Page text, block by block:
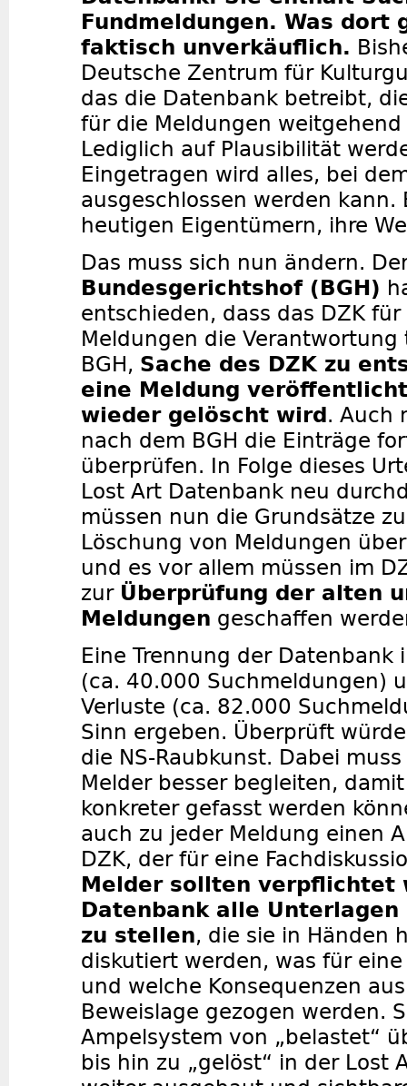
Fundmeldungen. Was
faktisch unverkäuflich.
Deutsche Zentrum für
das die Datenbank betreibt,
für die Meldungen
Lediglich auf Plausibilität
Eingetragen wird alles, bei
ausgeschlossen werden kann.
heutigen Eigentümern, ihre
Das muss sich nun ändern.
Bundesgerichtshof (BGH)
entschieden, dass das DZK
Meldungen die Verantwortung
BGH, Sache des DZK zu
eine Meldung
wieder gelöscht wird. Auch
nach dem BGH die Einträge
überprüfen. In Folge dieses
Lost Art Datenbank neu
müssen nun die Grundsätze
Löschung von Meldungen
und es vor allem müssen im
zur Überprüfung der alten
Meldungen geschaffen
Eine Trennung der Datenbank
(ca. 40.000 Suchmeldungen)
Verluste (ca. 82.000
Sinn ergeben. Überprüft
die NS-Raubkunst. Dabei
Melder besser begleiten,
konkreter gefasst werden
auch zu jeder Meldung einen
DZK, der für eine
Melder sollten verpflichtet
Datenbank alle Unterlagen
zu stellen, die sie in Händen
diskutiert werden, was für
und welche Konsequenzen
Beweislage gezogen werden.
Ampelsystem von „belastet“
bis hin zu „gelöst“ in der Lost